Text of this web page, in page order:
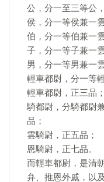
公，分一至三等公
侯，分一等侯兼一
伯，分一等伯兼一
子，分一等子兼一
男，分一等男兼一
輕車都尉，分一等
輕車都尉，正三品；
騎都尉，分騎都尉
品；
雲騎尉，正五品；
恩騎尉，正七品。
而輕車都尉，是清
弁、推恩外戚，以